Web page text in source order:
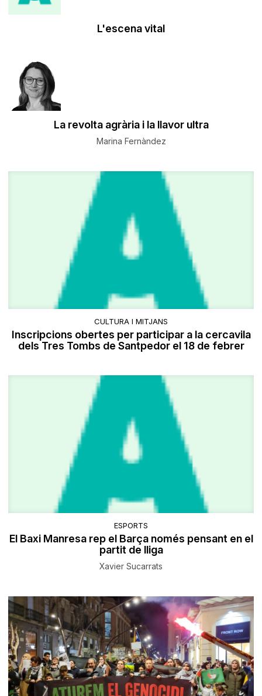
L'escena vital
La revolta agrària i la llavor ultra
Marina Fernàndez
CULTURA I MITJANS
Inscripcions obertes per participar a la cercavila
dels Tres Tombs de Santpedor el 18 de febrer
ESPORTS
El Baxi Manresa rep el Barça només pensant en el
partit de lliga
Xavier Sucarrats